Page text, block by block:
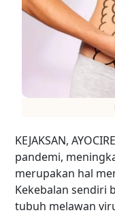
KEJAKSAN,
pandemi,
merupakan hal
Kekebalan sendiri
tubuh melawan